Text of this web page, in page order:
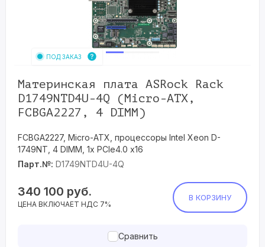
ПОД ЗАКАЗ
Материнская плата ASRock Rack
D1749NTD4U-4Q (Micro-ATX,
FCBGA2227, 4 DIMM)
FCBGA2227, Micro-ATX, процессоры Intel Xeon D-
1749NT, 4 DIMM, 1x PCIe4.0 x16
Парт.№: D1749NTD4U-4Q
340 100 руб.
ЦЕНА ВКЛЮЧАЕТ НДС 7%
В КОРЗИНУ
Сравнить